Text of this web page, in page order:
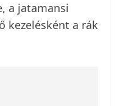
a jatamansi
kezelésként a rák